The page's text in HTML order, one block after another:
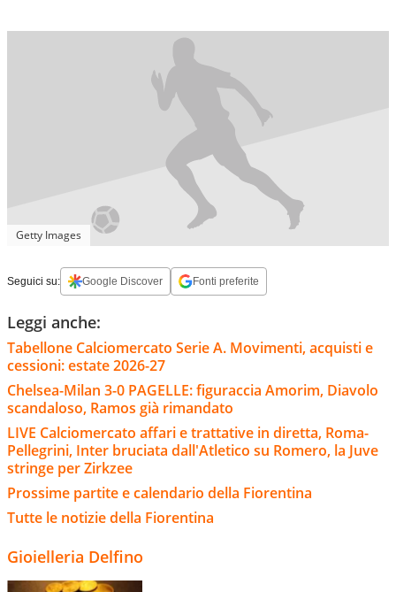
Getty Images
Seguici su: Google Discover Fonti preferite
Leggi anche:
Tabellone Calciomercato Serie A. Movimenti, acquisti e
cessioni: estate 2026-27
Chelsea-Milan 3-0 PAGELLE: figuraccia Amorim, Diavolo
scandaloso, Ramos già rimandato
LIVE Calciomercato affari e trattative in diretta, Roma-
Pellegrini, Inter bruciata dall'Atletico su Romero, la Juve
stringe per Zirkzee
Prossime partite e calendario della Fiorentina
Tutte le notizie della Fiorentina
Gioielleria Delfino